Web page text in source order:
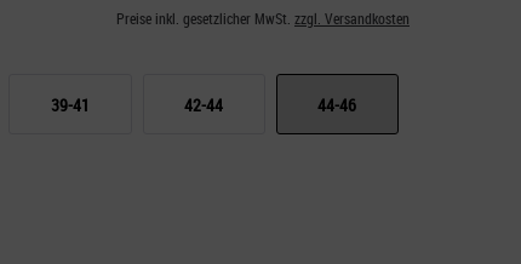
Preise inkl. gesetzlicher MwSt. zzgl. Versandkosten
39-41 42-44 44-46